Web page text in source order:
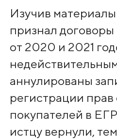
Изучив материалы
признал
от 2020 и 2021
аннулированы
регистрации
покупателей в
истцу вернули,